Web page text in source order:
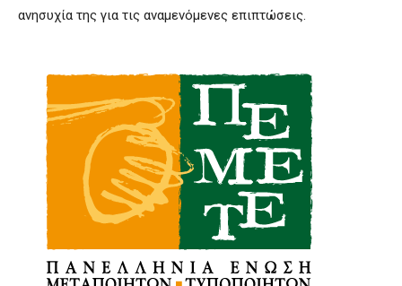
ανησυχία της για τις αναμενόμενες επιπτώσεις.